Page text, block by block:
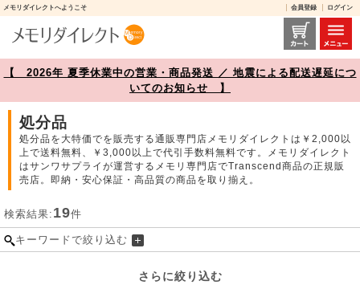
メモリダイレクトへようこそ 会員登録 ログイン
処分品 商品一覧【メモリダイレクト】
【 2026年 夏季休業中の営業・商品発送 ／ 地震による配送遅延につ
いてのお知らせ 】
処分品
処分品を大特価でを販売する通販専門店メモリダイレクトは￥2,000以
上で送料無料、￥3,000以上で代引手数料無料です。メモリダイレクト
はサンワサプライが運営するメモリ専門店でTranscend商品の正規販
売店。即納・安心保証・高品質の商品を取り揃え。
検索結果: 19件
キーワードで絞り込む
さらに絞り込む